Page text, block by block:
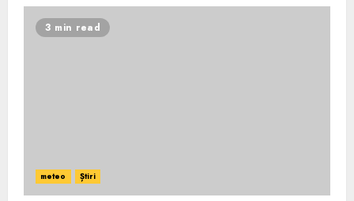
3 min read
meteo Știri